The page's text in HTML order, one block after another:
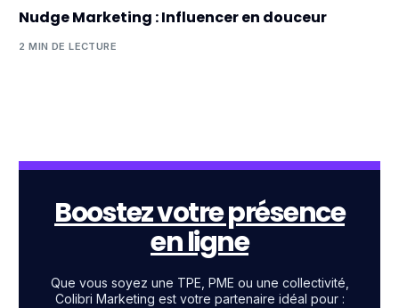
Nudge Marketing : Influencer en douceur
2 MIN DE LECTURE
Boostez votre présence
en ligne
Que vous soyez une TPE, PME ou une collectivité,
Colibri Marketing est votre partenaire idéal pour :